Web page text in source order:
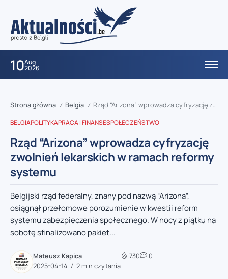
10Aug
2026
Strona główna / Belgia / Rząd “Arizona” wprowadza cyfryzację zwolnień lekarskich w ramach reformy systemu
BELGIAPOLITYKAPRACA I FINANSESPOŁECZEŃSTWO
Rząd “Arizona” wprowadza cyfryzację
zwolnień lekarskich w ramach reformy
systemu
Belgijski rząd federalny, znany pod nazwą “Arizona”,
osiągnął przełomowe porozumienie w kwestii reform
systemu zabezpieczenia społecznego. W nocy z piątku na
sobotę sfinalizowano pakiet...
Mateusz Kapica
2025-04-14
2 min czytania
730 0